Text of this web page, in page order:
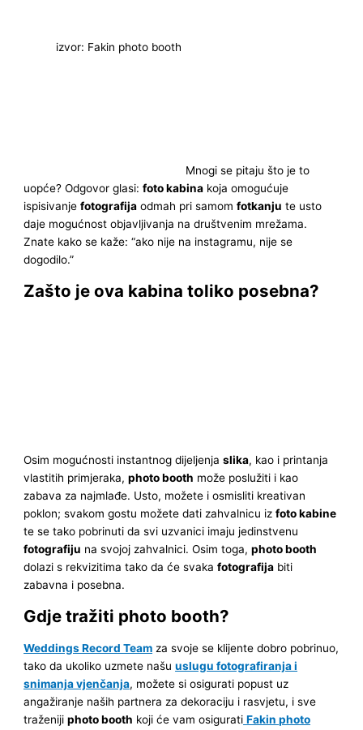
izvor: Fakin photo booth
Mnogi se pitaju što je to
uopće? Odgovor glasi:foto kabina koja omogućuje
ispisivanjefotografija odmah pri samomfotkanju te usto
daje mogućnost objavljivanja na društvenim mrežama.
Znate kako se kaže: “ako nije na instagramu, nije se
dogodilo.”
Zašto je ova kabina toliko posebna?
Osim mogućnosti instantnog dijeljenjaslika, kao i printanja
vlastitih primjeraka,photo booth može poslužiti i kao
zabava za najmlađe. Usto, možete i osmisliti kreativan
poklon; svakom gostu možete dati zahvalnicu izfoto kabine
te se tako pobrinuti da svi uzvanici imaju jedinstvenu
fotografiju na svojoj zahvalnici. Osim toga,photo booth
dolazi s rekvizitima tako da će svakafotografija biti
zabavna i posebna.
Gdje tražiti photo booth?
Weddings Record Team za svoje se klijente dobro pobrinuo,
tako da ukoliko uzmete našuuslugu fotografiranja i
snimanja vjenčanja, možete si osigurati popust uz
angažiranje naših partnera za dekoraciju i rasvjetu, i sve
traženijiphoto booth koji će vam osigurati Fakin photo